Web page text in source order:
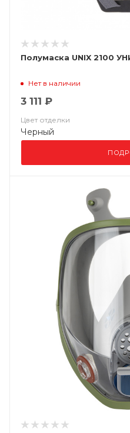
Полумаска UNIX 2100
Нет в наличии
3 111 ₽
Цвет отделки
Черный